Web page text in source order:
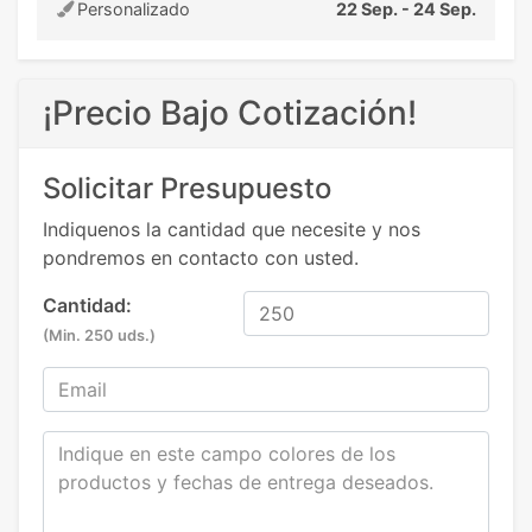
Personalizado 22 Sep. - 24 Sep.
¡Precio Bajo Cotización!
Solicitar Presupuesto
Indiquenos la cantidad que necesite y nos
pondremos en contacto con usted.
Cantidad:
(Min. 250 uds.)